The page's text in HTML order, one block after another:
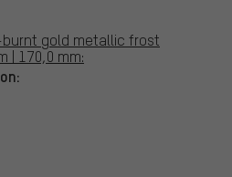
gold metallic frost
| 170,0 mm: